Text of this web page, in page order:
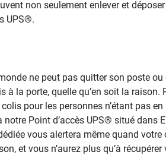
non seulement enlever et
UPS®.
ne peut pas quitter son poste ou
la porte, quelle qu’en soit la raison.
pour les personnes n’étant pas
Point d’accès UPS® situé dans
vous alertera même quand votre
et vous n’aurez plus qu’à récupérer